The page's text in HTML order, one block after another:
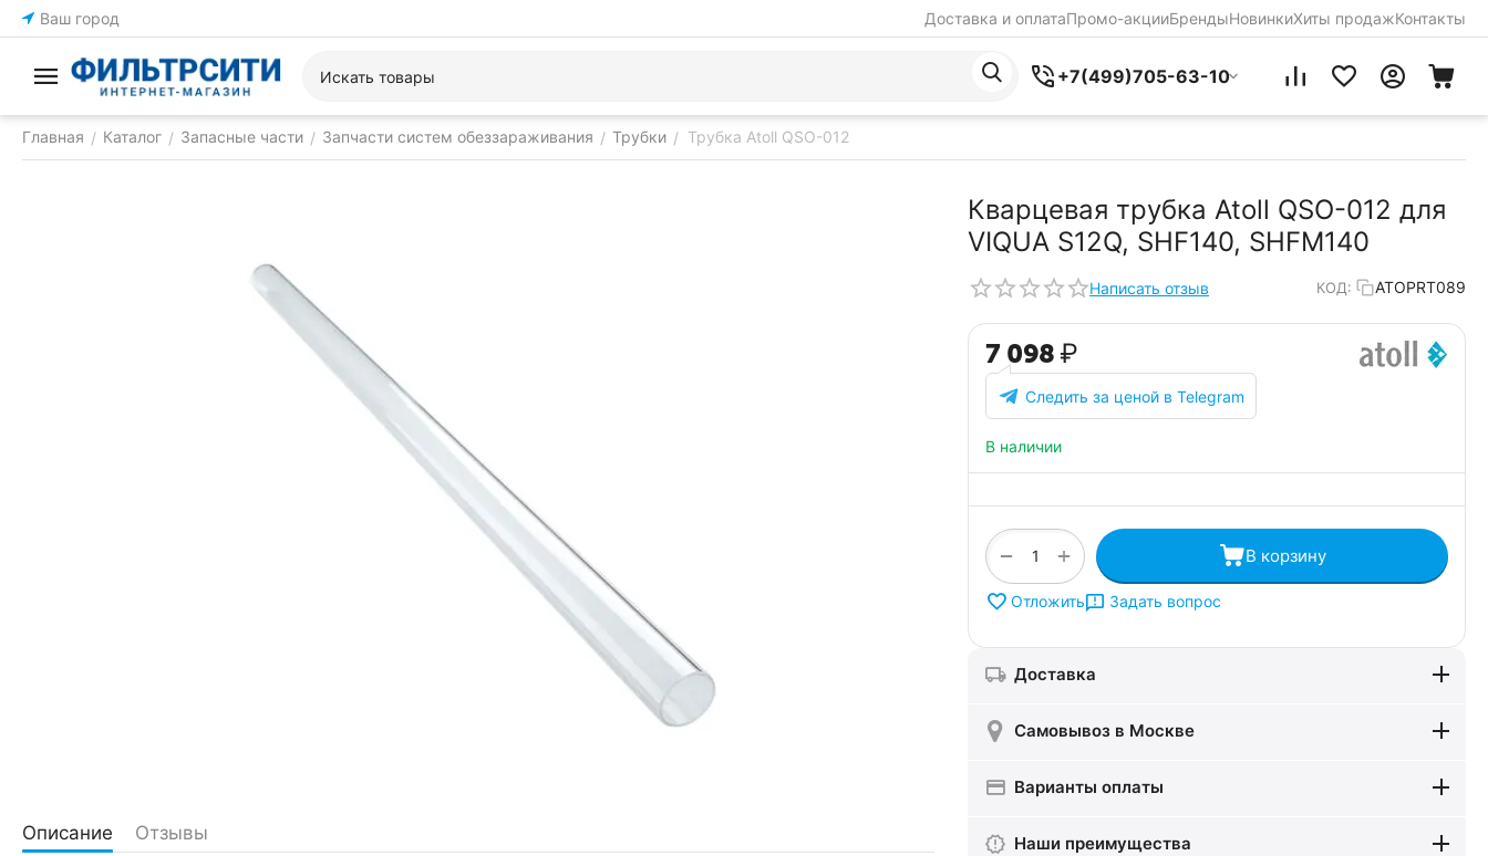
Ваш город Доставка и оплатаПромо-акцииБрендыНовинкиХиты продажКонтакты
+7(499)705-63-10
Главная / Каталог / Запасные части / Запчасти систем обеззараживания / Трубки / Трубка Atoll QSO-012
Кварцевая трубка Atoll QSO-012 для
VIQUA S12Q, SHF140, SHFM140
Написать отзыв КОД: ATOPRT089
7 098₽
Следить за ценой в Telegram
В наличии
+
− В корзину
Отложить Задать вопрос
Доставка
Самовывоз в Москве
Варианты оплаты
Наши преимущества
Описание Отзывы